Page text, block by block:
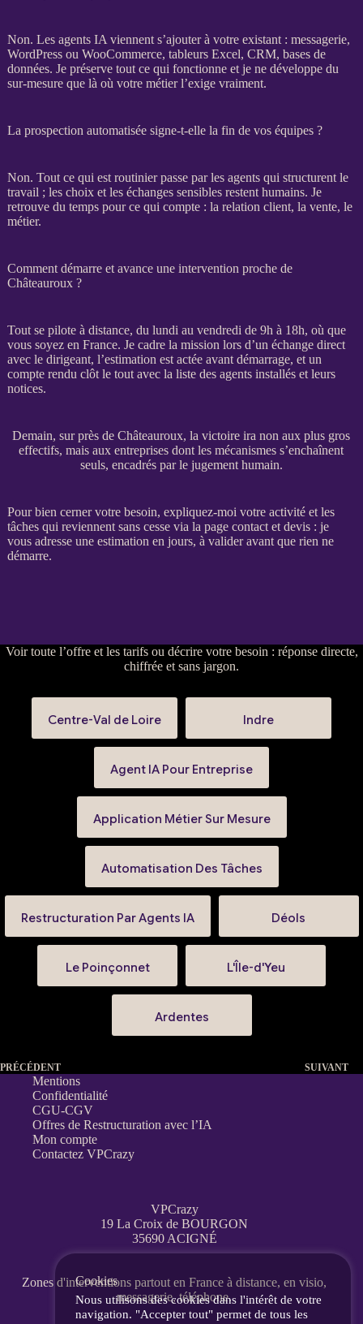
Non. Les agents IA viennent s’ajouter à votre existant : messagerie,
WordPressou WooCommerce, tableurs Excel, CRM, bases de
données. Je préserve tout ce qui fonctionne et je ne développe du
sur-mesure que là où votre métier l’exige vraiment.
La prospection automatisée signe-t-elle la fin de vos équipes ?
Non. Tout ce qui est routinier passe par les agentsqui structurent le
travail ; les choix et les échanges sensibles restent humains. Je
retrouve du temps pour ce qui compte : la relation client, la vente, le
métier.
Comment démarre et avance une intervention proche de
Châteauroux ?
Tout se pilote à distance, du lundi au vendredi de 9h à 18h, où que
vous soyez en France. Je cadre la mission lors d’un échange direct
avec le dirigeant, l’estimation est actée avant démarrage, et un
compte rendu clôt le tout avec la liste des agentsinstallés et leurs
notices.
Demain, sur près de Châteauroux, la victoire ira non aux plus gros
effectifs, mais aux entreprises dont les mécanismes s’enchaînent
seuls, encadrés par le jugement humain.
Pour bien cerner votre besoin, expliquez-moi votre activité et les
tâches qui reviennent sans cesse via la page contact et devis: je
vous adresse une estimation en jours, à valider avant que rien ne
démarre.
Voirtoute l’offre et les tarifsou décrire votre besoin : réponse directe,
chiffrée et sans jargon.
Centre-Val de Loire Indre
Agent IA Pour Entreprise
Application Métier Sur Mesure
Automatisation Des Tâches
Restructuration Par Agents IA Déols
Le Poinçonnet L'Île-d'Yeu
Ardentes
PRÉCÉDENT SUIVANT
Mentions
Confidentialité
CGU-CGV
Offres de Restructuration avec l’IA
Mon compte
Contactez VPCrazy
VPCrazy
19 La Croix de BOURGON
35690 ACIGNÉ
Zones d'interventions partout en France à distance, en visio,
messagerie, téléphone.
Cookies
Nous utilisons des cookies dans l'intérêt de votre
navigation. "Accepter tout" permet de tous les